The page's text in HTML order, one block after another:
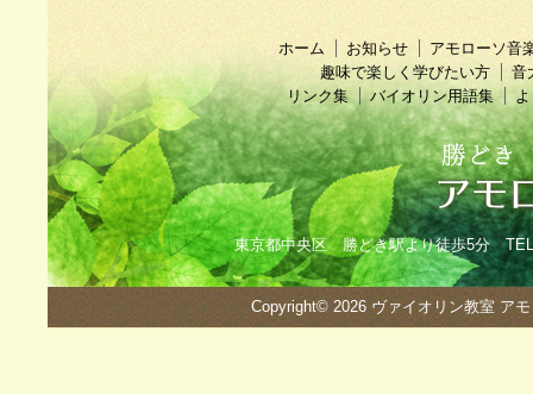
ホーム お知らせ
アモローソ音
趣味で楽しく学びたい方
音
リンク集
バイオリン用語集
東京都中央区 勝どき駅より徒歩5分
Copyright© 2026 ヴァイオリン教室 ア